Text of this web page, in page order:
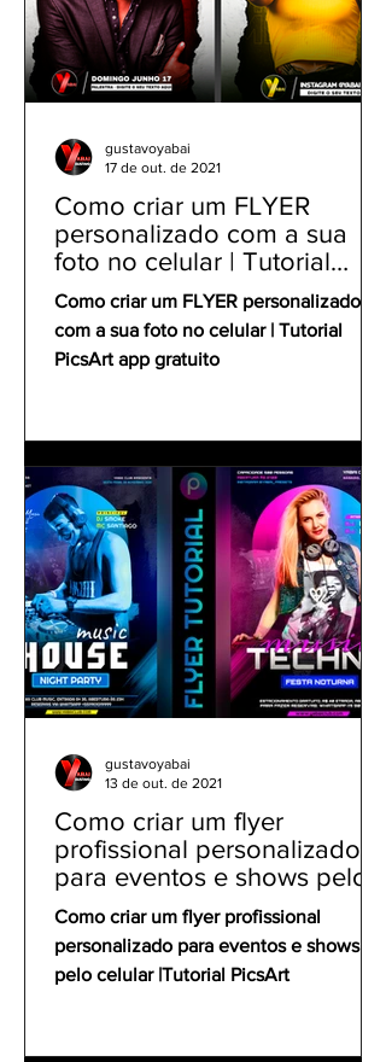
Como criar um FLYER
personalizado com a sua
foto no celular | Tutorial
PicsArt app gratuito
Como criar um FLYER personalizado
com a sua foto no celular | Tutorial
PicsArt app gratuito
gustavoyabai
17 de out. de 2021
Como criar um flyer
profissional personalizado
para eventos e shows pelo
celular | Tutorial PicsArt
Como criar um flyer profissional
personalizado para eventos e shows
pelo celular |Tutorial PicsArt
gustavoyabai
13 de out. de 2021